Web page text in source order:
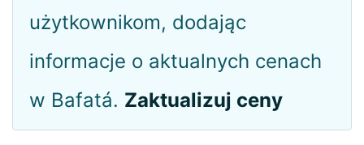
użytkownikom, dodając
informacje o aktualnych cenach
w Bafatá. Zaktualizuj ceny